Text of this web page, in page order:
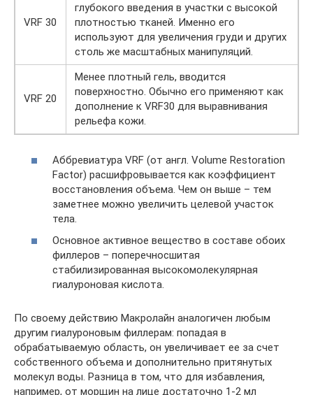
VRF 30
глубокого введения в участки с высокой
плотностью тканей. Именно его
используют для увеличения груди и других
столь же масштабных манипуляций.
VRF 20
Менее плотный гель, вводится
поверхностно. Обычно его применяют как
дополнение к VRF30 для выравнивания
рельефа кожи.
Аббревиатура VRF (от англ. Volume Restoration
Factor) расшифровывается как коэффициент
восстановления объема. Чем он выше – тем
заметнее можно увеличить целевой участок
тела.
Основное активное вещество в составе обоих
филлеров – поперечносшитая
стабилизированная высокомолекулярная
гиалуроновая кислота.
По своему действию Макролайн аналогичен любым
другим гиалуроновым филлерам: попадая в
обрабатываемую область, он увеличивает ее за счет
собственного объема и дополнительно притянутых
молекул воды. Разница в том, что для избавления,
например, от морщин на лице достаточно 1-2 мл